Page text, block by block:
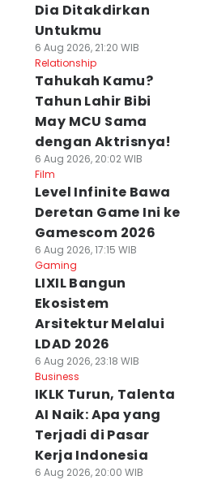
Dia Ditakdirkan
Untukmu
6 Aug 2026, 21:20 WIB
Relationship
Tahukah Kamu?
Tahun Lahir Bibi
May MCU Sama
dengan Aktrisnya!
6 Aug 2026, 20:02 WIB
Film
Level Infinite Bawa
Deretan Game Ini ke
Gamescom 2026
6 Aug 2026, 17:15 WIB
Gaming
LIXIL Bangun
Ekosistem
Arsitektur Melalui
LDAD 2026
6 Aug 2026, 23:18 WIB
Business
IKLK Turun, Talenta
AI Naik: Apa yang
Terjadi di Pasar
Kerja Indonesia
6 Aug 2026, 20:00 WIB